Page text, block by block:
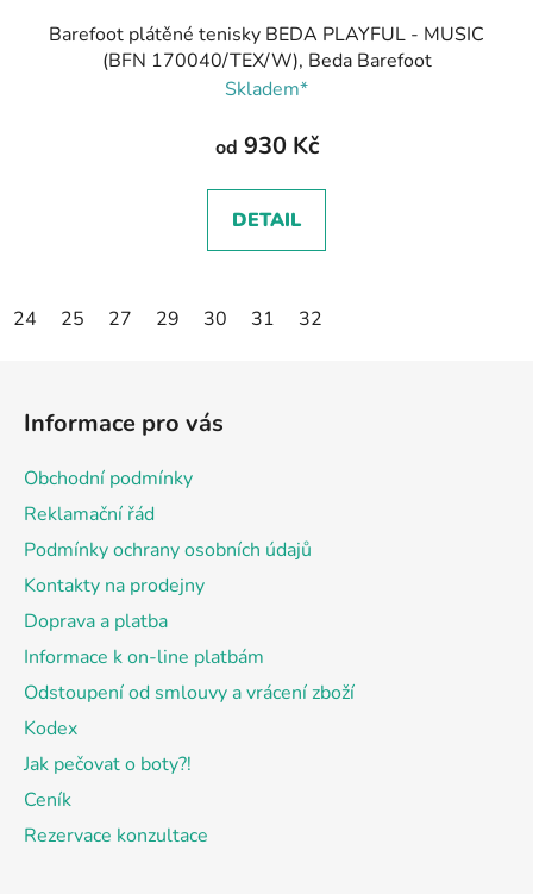
Barefoot plátěné tenisky BEDA PLAYFUL - MUSIC
(BFN 170040/TEX/W), Beda Barefoot
Skladem*
od 930 Kč
DETAIL
24 25 27 29 30 31 32
Informace pro vás
Obchodní podmínky
Reklamační řád
Podmínky ochrany osobních údajů
Kontakty na prodejny
Doprava a platba
Informace k on-line platbám
Odstoupení od smlouvy a vrácení zboží
Kodex
Jak pečovat o boty?!
Ceník
Rezervace konzultace